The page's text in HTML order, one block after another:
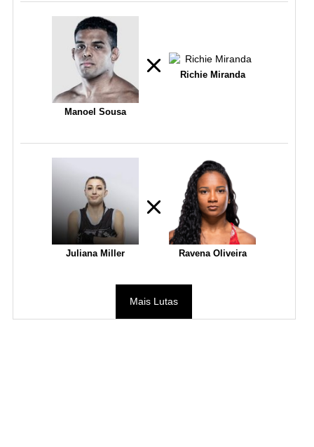
Manoel Sousa
Richie Miranda
Juliana Miller Ravena Oliveira
Mais Lutas